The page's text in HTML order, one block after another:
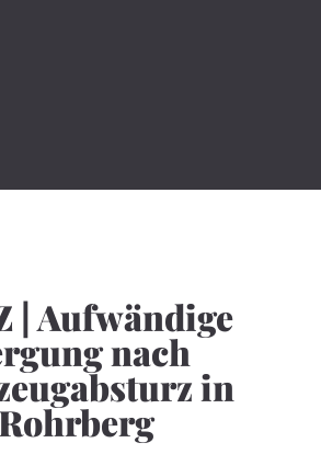
| Aufwändige
nach
in
Rohrberg